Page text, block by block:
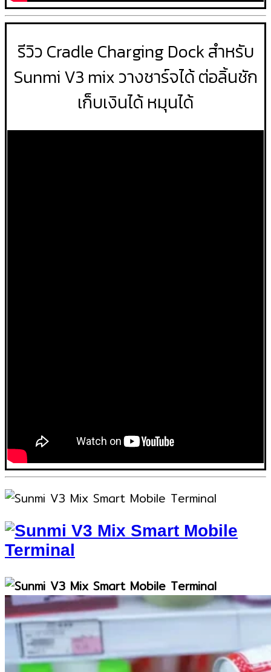
รีวิว Cradle Charging Dock สำหรับ
Sunmi V3 mix วางชาร์จได้ ต่อลิ้นชัก
เก็บเงินได้ หมุนได้